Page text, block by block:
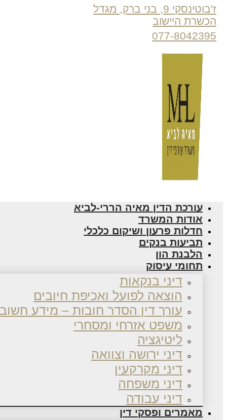
ז'בוטינסקי 9, בני ברק, מגדל
הכשרת היישוב
077-8042395
עורכת הדין מאיה הררי-לביא
אודות המשרד
חדלות פרעון ושיקום כלכלי
תביעות בנקים
הלבנת הון
תחומי עיסוק
דיני בנקאות
הוצאה לפועל ואכיפת חיובים
עורך דין הסדר חובות – מידע
משפט אזרחי ומסחרי
ליטיגציה
דיני ירושה וצוואה
דיני מקרקעין
דיני משפחה
דיני עבודה
מאמרים ופסקי דין